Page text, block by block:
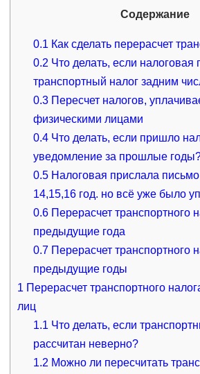
Содержание
0.1 Как сделать перерасчет
0.2 Что делать, если налоговая
транспортный налог задним
0.3 Пересчет налогов,
физическими лицами
0.4 Что делать, если пришло
уведомление за прошлые
0.5 Налоговая прислала
14,15,16 год. но всё уже было
0.6 Перерасчет транспортного
предыдущие года
0.7 Перерасчет транспортного
предыдущие годы
1 Перерасчет транспортного
лиц
1.1 Что делать, если
рассчитан неверно?
1.2 Можно ли пересчитать